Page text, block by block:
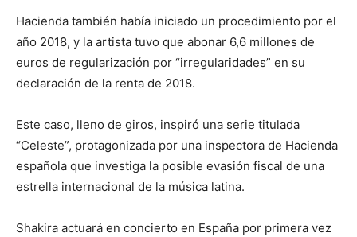
Hacienda también había iniciado un procedimiento por el
año 2018, y la artista tuvo que abonar 6,6 millones de
euros de regularización por “irregularidades” en su
declaración de la renta de 2018.
Este caso, lleno de giros, inspiró una serie titulada
“Celeste”, protagonizada por una inspectora de Hacienda
española que investiga la posible evasión fiscal de una
estrella internacional de la música latina.
Shakira actuará en concierto en España por primera vez